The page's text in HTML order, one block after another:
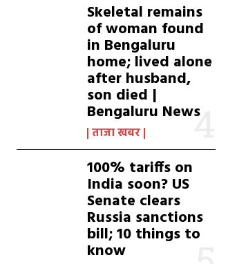
Skeletal remains
of woman found
in Bengaluru
home; lived alone
after husband,
son died |
Bengaluru News
ताजा खबर
100% tariffs on
India soon? US
Senate clears
Russia sanctions
bill; 10 things to
know